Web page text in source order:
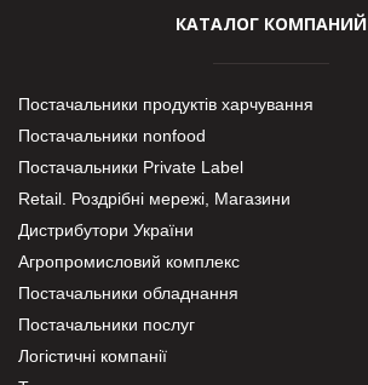
КАТАЛОГ КОМПАНИЙ
Постачальники продуктів харчування
Постачальники nonfood
Постачальники Private Label
Retail. Роздрібні мережі, Магазини
Дистрибутори України
Агропромисловий комплекс
Постачальники обладнання
Постачальники послуг
Логістичні компанії